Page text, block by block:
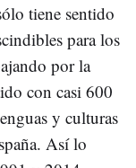
tiene sentido
para los
por la
con casi 600
y culturas
Así lo